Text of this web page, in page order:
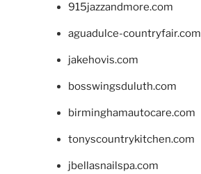
915jazzandmore.com
aguadulce-countryfair.com
jakehovis.com
bosswingsduluth.com
birminghamautocare.com
tonyscountrykitchen.com
jbellasnailspa.com